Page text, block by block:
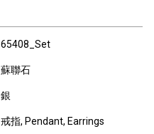
65408_Set
蘇聯石
銀
戒指, Pendant, Earrings